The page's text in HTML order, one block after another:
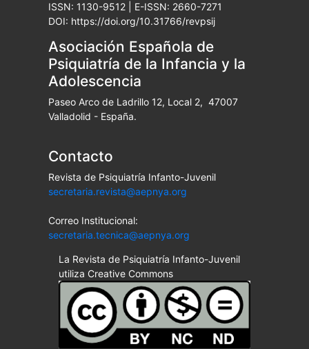
ISSN: 1130-9512 | E-ISSN: 2660-7271
DOI: https://doi.org/10.31766/revpsij
Asociación Española de
Psiquiatría de la Infancia y la
Adolescencia
Paseo Arco de Ladrillo 12, Local 2, 47007
Valladolid - España.
Contacto
Revista de Psiquiatría Infanto-Juvenil
secretaria.revista@aepnya.org
Correo Institucional:
secretaria.tecnica@aepnya.org
La Revista de Psiquiatría Infanto-Juvenil
utiliza Creative Commons